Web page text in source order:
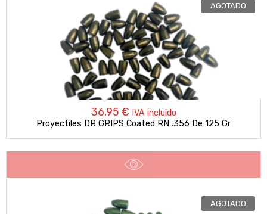
AGOTADO
36,95 € IVA incluido
Proyectiles DR GRIPS Coated RN .356 De 125 Gr
AGOTADO